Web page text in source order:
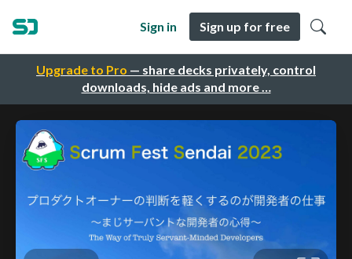
Upgrade to Pro — share decks privately, control
downloads, hide ads and more …
Sign in Sign up for free